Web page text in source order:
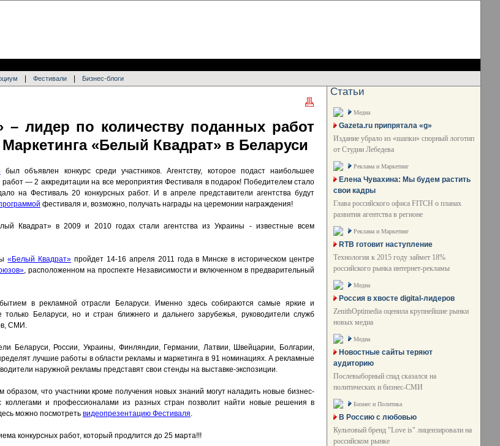
Фестивали Бизнес-блоги
– лидер по количеству поданных работ
«Белый Квадрат» в Беларуси
был объявлен конкурс среди участников. Агентству, которое подаст наибольшее
работ — 2 аккредитации на все мероприятия Фестиваля в подарок! Победителем стало
на Фестиваль 20 конкурсных работ. И в апреле представители агентства будут
фестиваля и, возможно, получать награды на церемонии награждения!
Квадрат» в 2009 и 2010 годах стали агентства из Украины - известные всем
«Белый Квадрат» пройдет 14-16 апреля 2011 года в Минске в историческом центре
, расположенном на проспекте Независимости и включенном в предварительный
в рекламной отрасли Беларуси. Именно здесь собираются самые яркие и
только Беларуси, но и стран ближнего и дальнего зарубежья, руководители служб
СМИ.
Беларуси, России, Украины, Финляндии, Германии, Латвии, Швейцарии, Болгарии,
лучшие работы в области рекламы и маркетинга в 91 номинациях. А рекламные
наружной рекламы представят свои стенды на выставке-экспозиции.
что участники кроме получения новых знаний могут наладить новые бизнес-
и профессионалами из разных стран позволит найти новые решения в
можно посмотреть видеопрезентацию Фестиваля.
конкурсных работ, который продлится до 25 марта!!!
Статьи
Медиа
Gazeta.ru припрятала «g»
Издание убрало из «шапки» спорный логотип
от Студии Лебедева
Реклама и Маркетинг
Елена Чувахина: Мы будем растить
свои кадры
Глава российского офиса FITCH о планах
развития агентства в регионе
Реклама и Маркетинг
RTB готовит наступление
Технология к 2015 году займет 18%
российского рынка интернет-рекламы
Медиа
Россия в хвосте digital-лидеров
ZenithOptimedia оценила крупнейшие рынки
новых медиа
Медиа
Новостные сайты теряют
аудиторию
Послевыборный спад сказался на
политических и бизнес-СМИ
Бизнес и Политика
В Россию с любовью
Культовый бренд "Love is" лицензировали на
российском рынке